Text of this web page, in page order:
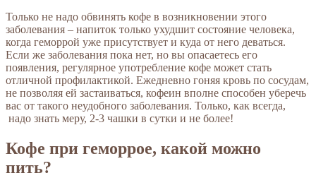
Только не надо обвинять кофе в возникновении этого
заболевания – напиток только ухудшит состояние человека,
когда геморрой уже присутствует и куда от него деваться.
Если же заболевания пока нет, но вы опасаетесь его
появления, регулярное употребление кофе может стать
отличной профилактикой. Ежедневно гоняя кровь по сосудам,
не позволяя ей застаиваться, кофеин вполне способен уберечь
вас от такого неудобного заболевания. Только, как всегда,
надо знать меру, 2-3 чашки в сутки и не более!
Кофе при геморрое, какой можно
пить?